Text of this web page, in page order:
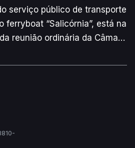
serviço público de transporte
ferryboat “Salicórnia”, está na
reunião ordinária da Câmara
via comunicado de
no ferry desça dos atuais